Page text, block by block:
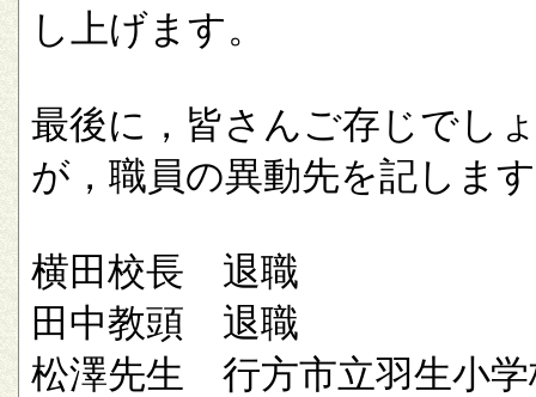
し上げます。
最後に，皆さんご存じでし
が，職員の異動先を記しま
横田校長 退職
田中教頭 退職
松澤先生 行方市立羽生小学